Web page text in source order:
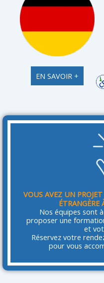
EN SAVOIR +
VOUS AVEZ UN
ÉTRANGÈRE
Nos équipes sont
proposer une
et
Réservez votre
pour vous